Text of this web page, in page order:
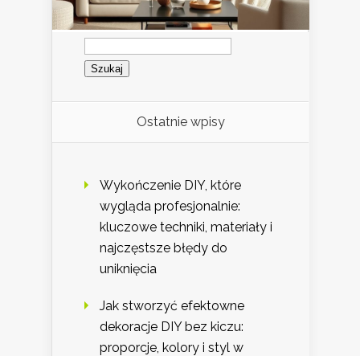
Szukaj:
Ostatnie wpisy
Wykończenie DIY, które
wygląda profesjonalnie:
kluczowe techniki, materiały i
najczęstsze błędy do
uniknięcia
Jak stworzyć efektowne
dekoracje DIY bez kiczu:
proporcje, kolory i styl w